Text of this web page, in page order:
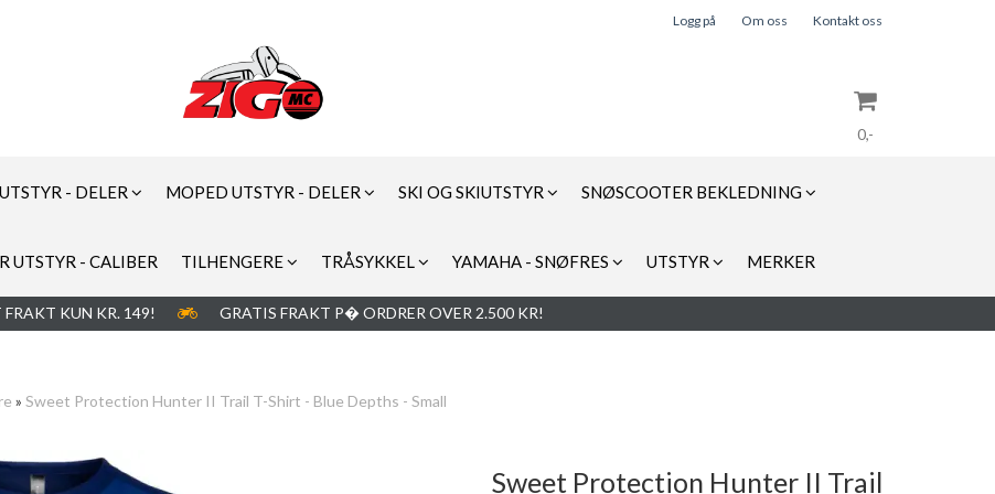
Logg på Om oss Kontakt oss
0,-
- DELER MOPED UTSTYR - DELER SKI OG SKIUTSTYR SNØSCOOTER BEKLEDNING
UTSTYR - CALIBER TILHENGERE TRÅSYKKEL YAMAHA - SNØFRES UTSTYR MERKER
FRAKT KUN KR. 149! GRATIS FRAKT P� ORDRER OVER 2.500 KR!
» Sweet Protection Hunter II Trail T-Shirt - Blue Depths - Small
Sweet Protection Hunter II Trail